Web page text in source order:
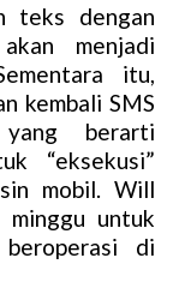
teks dengan
menjadi
itu,
kembali SMS
berarti
“eksekusi”
mobil. Will
minggu untuk
di